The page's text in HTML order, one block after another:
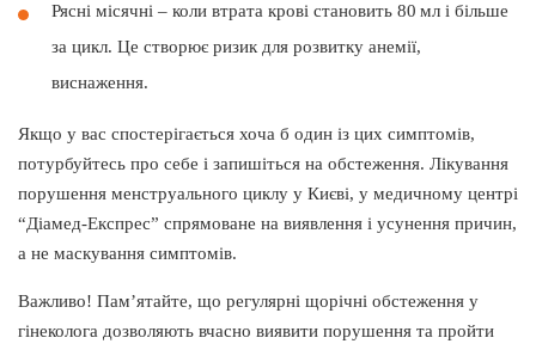
Рясні місячні – коли втрата крові становить 80 мл і більше
за цикл. Це створює ризик для розвитку анемії,
виснаження.
Якщо у вас спостерігається хоча б один із цих симптомів,
потурбуйтесь про себе і запишіться на обстеження. Лікування
порушення менструального циклу у Києві, у медичному центрі
“Діамед-Експрес” спрямоване на виявлення і усунення причин,
а не маскування симптомів.
Важливо! Пам’ятайте, що регулярні щорічні обстеження у
гінеколога дозволяють вчасно виявити порушення та пройти